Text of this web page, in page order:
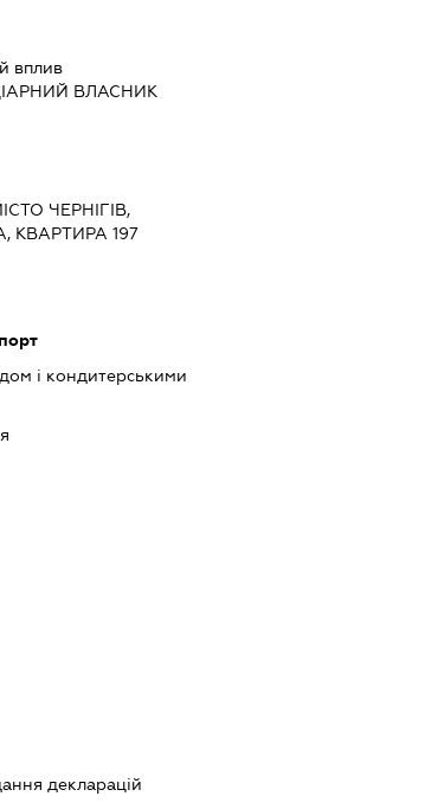
вплив
ВЛАСНИК
ЧЕРНІГІВ,
КВАРТИРА 197
і кондитерськими
декларацiй